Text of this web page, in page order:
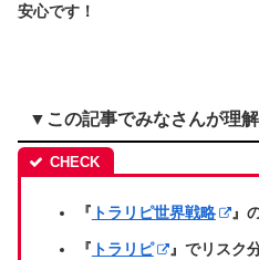
安心です！
▼この記事でみなさんが理
『 トラリピ世界戦略 』
『 トラリピ 』でリスク